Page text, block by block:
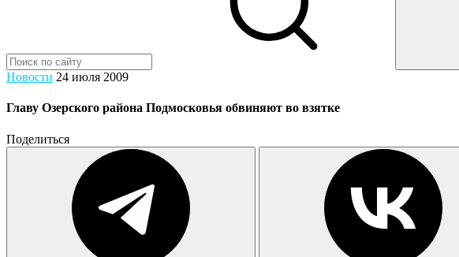
Новости 24 июля 2009
Главу Озерского района Подмосковья обвиняют во взятке
Поделиться